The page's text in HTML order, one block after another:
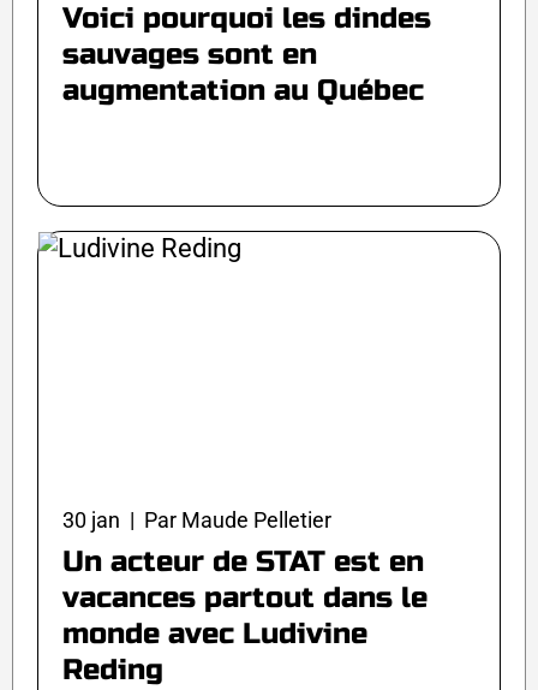
Voici pourquoi les dindes
sauvages sont en
augmentation au Québec
30 jan | Par Maude Pelletier
Un acteur de STAT est en
vacances partout dans le
monde avec Ludivine
Reding